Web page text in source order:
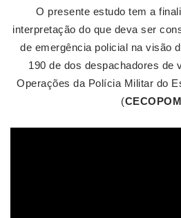
O presente estudo tem a
interpretação do que deva ser
de emergência policial na visão
190 de dos despachadores de
Operações da Polícia Militar do
(CECOPOM